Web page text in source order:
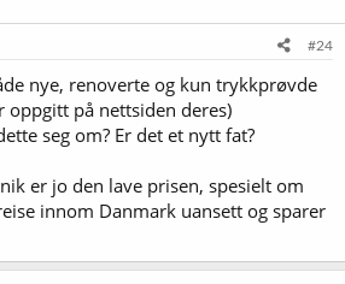
#24
nye, renoverte og kun trykkprøvde
oppgitt på nettsiden deres)
seg om? Er det et nytt fat?
er jo den lave prisen, spesielt om
innom Danmark uansett og sparer